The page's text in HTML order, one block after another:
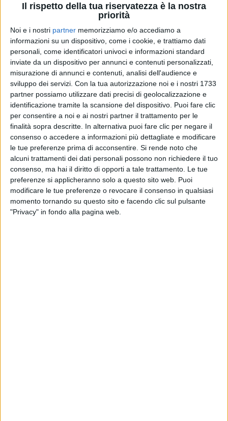
Il rispetto della tua riservatezza è la nostra
priorità
Noi e i nostri partner memorizziamo e/o accediamo a
informazioni su un dispositivo, come i cookie, e trattiamo dati
personali, come identificatori univoci e informazioni standard
inviate da un dispositivo per annunci e contenuti personalizzati,
misurazione di annunci e contenuti, analisi dell'audience e
sviluppo dei servizi. Con la tua autorizzazione noi e i nostri 1733
partner possiamo utilizzare dati precisi di geolocalizzazione e
identificazione tramite la scansione del dispositivo. Puoi fare clic
per consentire a noi e ai nostri partner il trattamento per le
finalità sopra descritte. In alternativa puoi fare clic per negare il
consenso o accedere a informazioni più dettagliate e modificare
le tue preferenze prima di acconsentire. Si rende noto che
alcuni trattamenti dei dati personali possono non richiedere il tuo
consenso, ma hai il diritto di opporti a tale trattamento. Le tue
preferenze si applicheranno solo a questo sito web. Puoi
modificare le tue preferenze o revocare il consenso in qualsiasi
momento tornando su questo sito e facendo clic sul pulsante
"Privacy" in fondo alla pagina web.
LAZZA - CENERE (#RILIVE 2023)
Ilrappersi trova inbuona compagnia: ilpodio
infatti, è tuttosanremese, con la presenza di artisti
con cuiLazza ha condiviso ilpalco dell'Ariston
febbraio. Al secondo posto troviamo “ Due Vite” di
Marco Mengoni , il vincitore delFestival, e al terzo
“Supereroi” diMr.Rain.